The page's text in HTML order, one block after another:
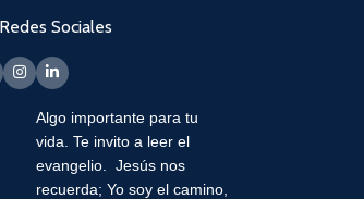
Sociales
Algo importante para tu
vida.Te invito a leer el
evangelio. Jesús nos
recuerda; Yo soy el camino,